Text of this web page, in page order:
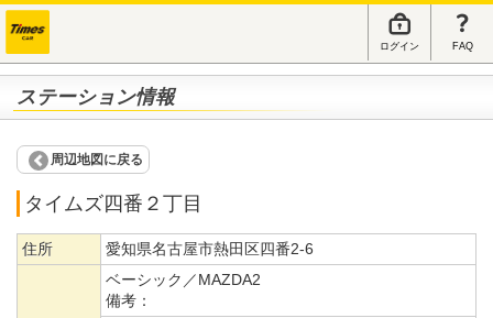
ログイン FAQ
ステーション情報
周辺地図に戻る
タイムズ四番２丁目
住所 愛知県名古屋市熱田区四番2-6
ベーシック／MAZDA2
備考：